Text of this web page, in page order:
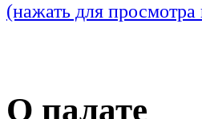
(нажать для просмотра
О палате